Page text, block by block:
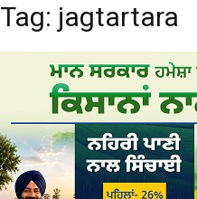
Tag: jagtartara